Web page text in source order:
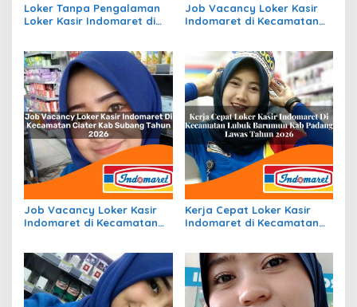
Loker Tanpa Pengalaman
Loker Kasir Indomaret di
Job Vacancy Loker Kasir
Indomaret di Kecamatan
Job Vacancy Loker Kasir
Indomaret di Kecamatan
Kerja Cepat Loker Kasir
Indomaret di Kecamatan